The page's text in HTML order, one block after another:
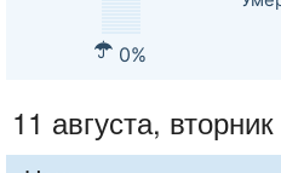
0%
11 августа, вторник